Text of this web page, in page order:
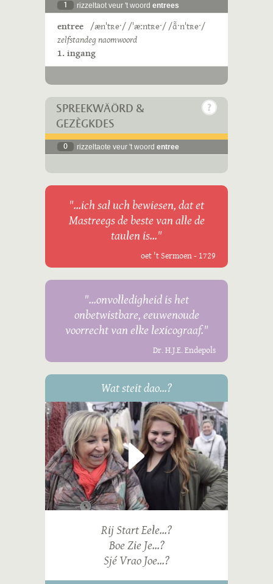
1 rizzeltaot veur 't woord entrees
entree /ænˈtʀeˑ/ /ˈæːntʀeˑ/ /ɑ̃̃ˑnˈtʀeˑ/
zelfstandeg naomwoord
1. ingang
SPREEKWÄÖRD &
GEZÈGKDES
0 rizzeltaote veur 't woord entree
"...ich sal uch bewiesen, dat et
Mastreegs de beste van alle de
taulen is..."
oet 't Sermoen - 1729
"...onvolledigheid is het
onbetwistbare, eeuwenoude
voorrecht van elke lexicograaf."
Dr. H.J.E. Endepols
Wat steit dao...?
Rij Start Eele...?
Boe Zie Je...?
Sjé Vrao Joe...?